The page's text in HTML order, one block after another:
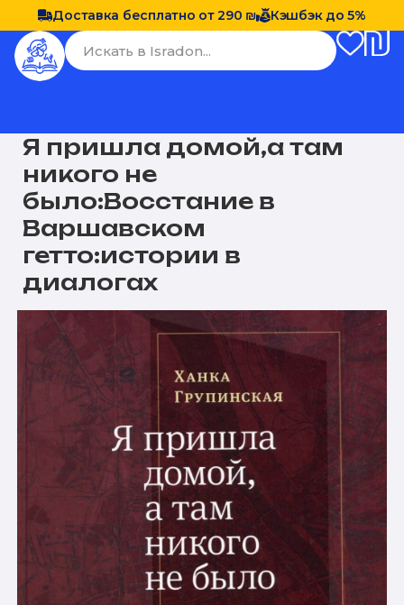
Доставка бесплатно от 290 ₪ Кэшбэк до 5%
Я пришла домой,а там
никого не
было:Восстание в
Варшавском
гетто:истории в
диалогах